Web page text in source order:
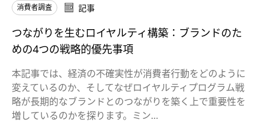
消費者調査
記事
つながりを生むロイヤルティ構築：ブランドのた
めの4つの戦略的優先事項
本記事では、経済の不確実性が消費者行動をどのように
変えているのか、そしてなぜロイヤルティプログラム戦
略が長期的なブランドとのつながりを築く上で重要性を
増しているのかを探ります。ミン…